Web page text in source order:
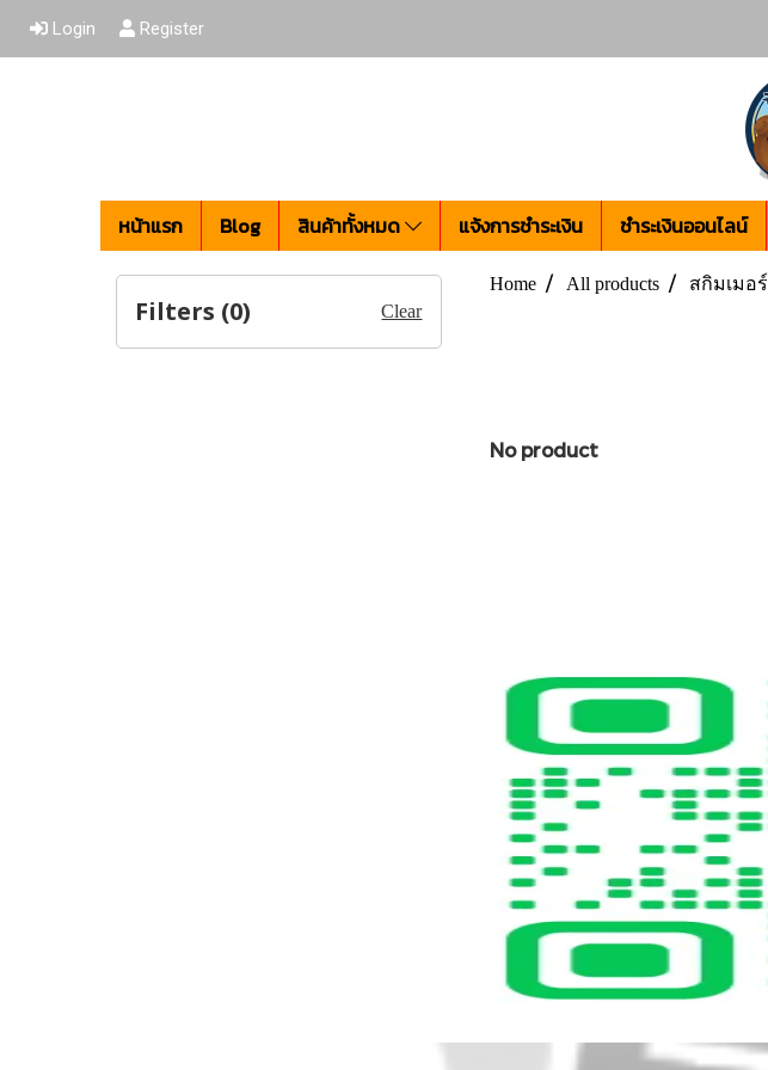
Login Register
หน้าแรก Blog สินค้าทั้งหมด แจ้งการชำระเงิน ชำระเงินออนไลน์
Home All products สกิมเมอร์
No product
Filters (0) Clear